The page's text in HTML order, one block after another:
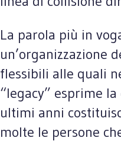
La parola più in
un’organizzazione
flessibili alle quali
“legacy” esprime
ultimi anni
molte le persone